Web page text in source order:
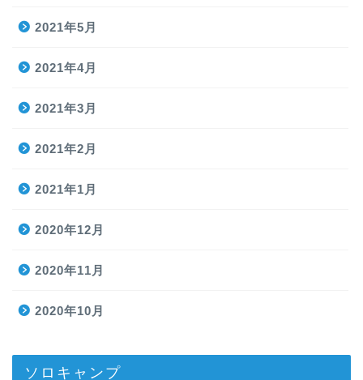
2021年5月
2021年4月
2021年3月
2021年2月
2021年1月
2020年12月
2020年11月
2020年10月
ソロキャンプ